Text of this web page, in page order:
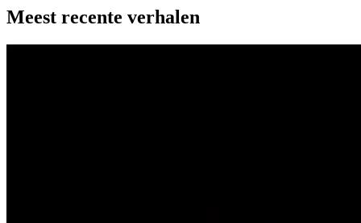
Meest recente verhalen